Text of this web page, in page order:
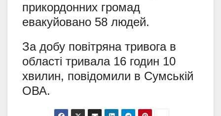
прикордонних громад
евакуйовано 58 людей.
За добу повітряна тривога в
області тривала 16 годин 10
хвилин, повідомили в Сумській
ОВА.